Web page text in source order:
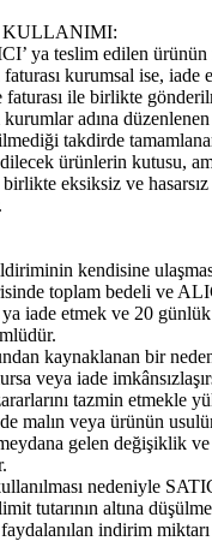
ya teslim edilen ürünün
kurumsal ise, iade
ile birlikte
kurumlar adına
takdirde
ürünlerin kutusu,
birlikte eksiksiz ve
kendisine
toplam bedeli ve
iade etmek ve 20
kaynaklanan bir
veya iade
tazmin etmekle
malın veya ürünün
gelen değişiklik
nedeniyle
tutarının altına
indirim